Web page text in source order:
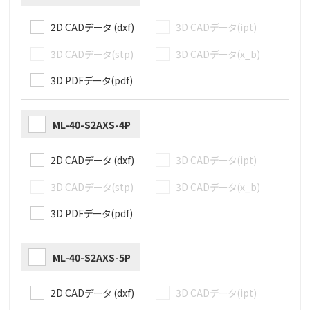
2D CADデータ (dxf)
3D CADデータ(ipt)
3D CADデータ(stp)
3D CADデータ(x_b)
3D PDFデータ(pdf)
ML-40-S2AXS-4P
2D CADデータ (dxf)
3D CADデータ(ipt)
3D CADデータ(stp)
3D CADデータ(x_b)
3D PDFデータ(pdf)
ML-40-S2AXS-5P
2D CADデータ (dxf)
3D CADデータ(ipt)